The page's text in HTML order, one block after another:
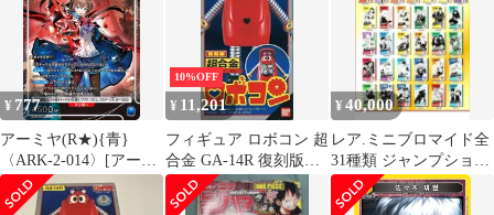
¥ 777
アーミヤ(R★){青}
〈ARK-2-014〉[アーク
ナイツ Vol.2]ユニオン
アリーナ
10%OFF
¥ 11,201
フィギュア ロボコン 超
合金 GA-14R 復刻版
「がんばれ!!ロボコ
ン」【10日以内発送】
¥40,000
レア.ミニブロマイド全
31種類 ジャンプショッ
プ池袋 2024年 入手困難
品